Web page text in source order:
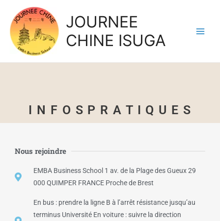
JOURNEE
CHINE ISUGA
I N F O S P R A T I Q U E S
Nous rejoindre
EMBA Business School 1 av. de la Plage des Gueux 29
000 QUIMPER FRANCE Proche de Brest
En bus : prendre la ligne B à l’arrêt résistance jusqu’au
terminus Université En voiture : suivre la direction